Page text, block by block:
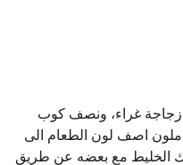
زجاجة غراء، ونصف كوب
ملون اصف لون الطعام الى
الخليط مع بعضه عن طريق